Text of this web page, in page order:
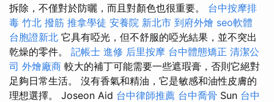
拆除，不僅對於防曬，而且對顏色也很重要。 台中按摩排
毒 竹北 撥筋 推拿學徒 安養院 新北市 到府外燴 seo軟體
台胞證新北 它具有啞光，但不舒服的啞光結果，並不突出
乾燥的零件。 記帳士 進修 后里按摩 台中體態矯正 清潔公
司 外燴廠商 較大的補丁可能需要一些遮瑕膏，否則它絕對
足夠日常生活。 沒有香氣和精油，它是敏感和油性皮膚的
理想選擇。 Joseon Aid 台中律師推薦 台中喬骨 Sun 台中